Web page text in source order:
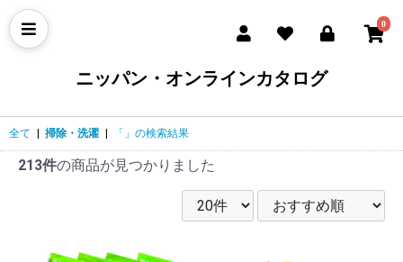
0
ニッパン・オンラインカタログ
全て 掃除・洗濯 「」の検索結果
213件の商品が見つかりました